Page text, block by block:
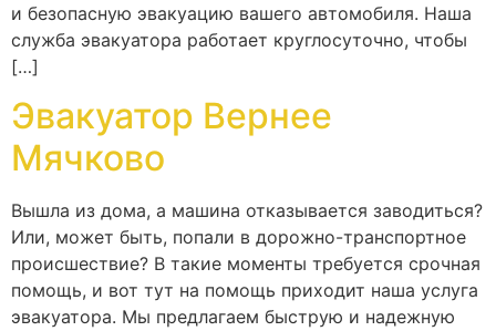
и безопасную эвакуацию вашего автомобиля. Наша
служба эвакуатора работает круглосуточно, чтобы
[…]
Эвакуатор Вернее
Мячково
Вышла из дома, а машина отказывается заводиться?
Или, может быть, попали в дорожно-транспортное
происшествие? В такие моменты требуется срочная
помощь, и вот тут на помощь приходит наша услуга
эвакуатора. Мы предлагаем быструю и надежную